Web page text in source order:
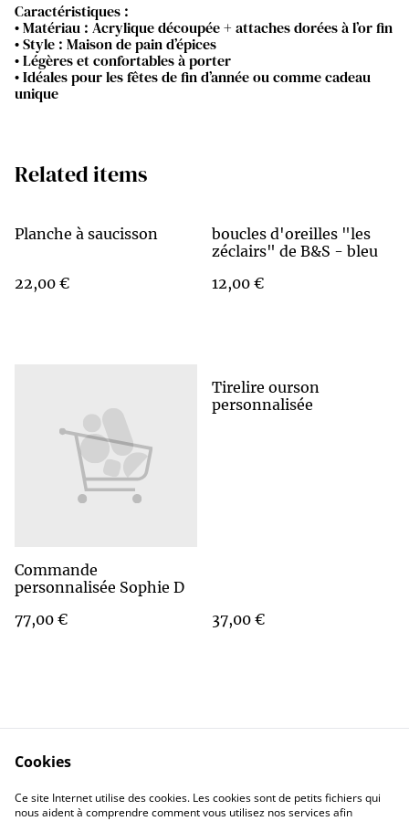
Caractéristiques :
• Matériau : Acrylique découpée + attaches dorées à l’or fin
• Style : Maison de pain d’épices
• Légères et confortables à porter
• Idéales pour les fêtes de fin d’année ou comme cadeau
unique
Related items
Planche à saucisson
22,00 €
boucles d'oreilles "les
zéclairs" de B&S - bleu
12,00 €
Commande
personnalisée Sophie D
77,00 €
Tirelire ourson
personnalisée
37,00 €
Contact Us
Legal Terms
Privacy Policy
Cookie Policy
Cookies
Ce site Internet utilise des cookies. Les cookies sont de petits fichiers qui
nous aident à comprendre comment vous utilisez nos services afin